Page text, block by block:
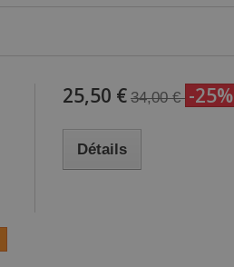
25,50 € 34,00 € -25%
Détails